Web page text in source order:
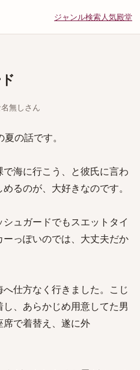
ジャンル検索人気殿堂
無しさん
の話です。
海に行こう、と彼氏に言わ
るのが、大好きなのです。
ュガードでもスエットタイ
っぽいのでは、大丈夫だか
仕方なく行きました。こじ
、あらかじめ用意してた男
で着替え、遂に外